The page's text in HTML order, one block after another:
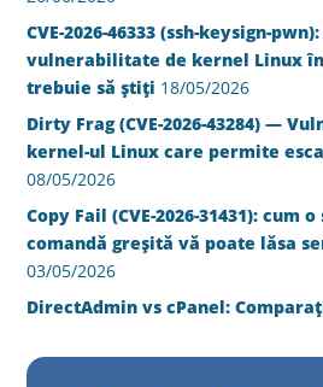
CVE-2026-46333 (ssh-keysign-
vulnerabilitate de kernel Linux
trebuie să știți 18/05/2026
Dirty Frag (CVE-2026-43284) —
kernel-ul Linux care permite
08/05/2026
Copy Fail (CVE-2026-31431): cum
comandă greșită vă poate lăsa
03/05/2026
DirectAdmin vs cPanel: